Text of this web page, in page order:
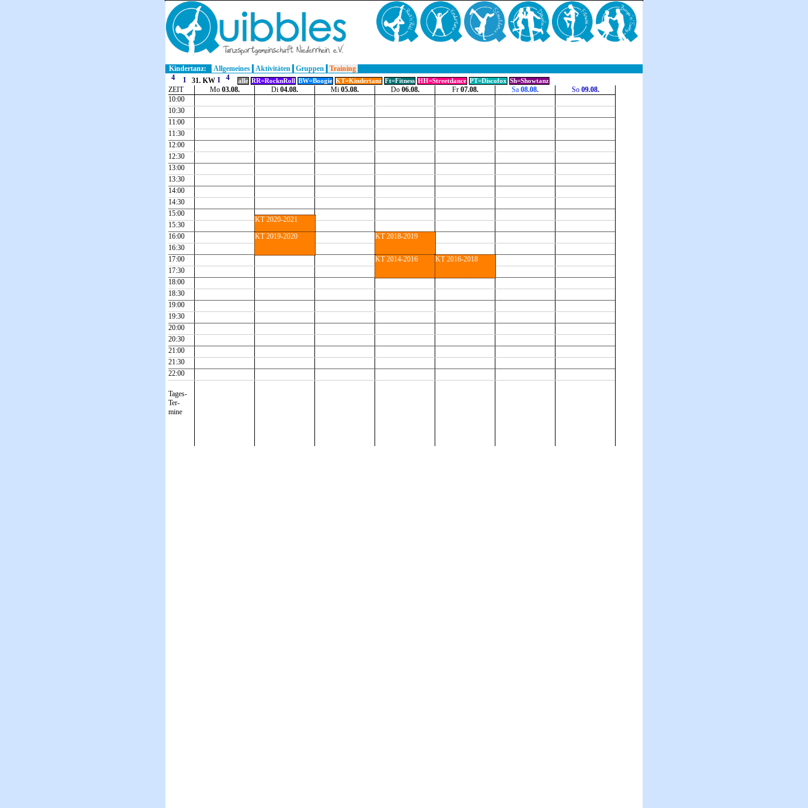
Kindertanz: Allgemeines Aktivitäten Gruppen
Training
31. KW
alle RR=RocknRoll BW=Boogie KT=Kindertanz Ft=Fitness HH=Streetdance PT=Discofox Sh=Showtanz
ZEIT Mo 03.08. Di 04.08. Mi 05.08. Do 06.08. Fr 07.08. Sa 08.08. So 09.08.
10:00
10:30
11:00
11:30
12:00
12:30
13:00
13:30
14:00
14:30
15:00
15:30
16:00
16:30
17:00
17:30
18:00
18:30
19:00
19:30
20:00
20:30
21:00
21:30
22:00
Tages-
Ter-
mine
KT 2020-2021
KT 2019-2020 KT 2018-2019
KT 2014-2016 KT 2016-2018